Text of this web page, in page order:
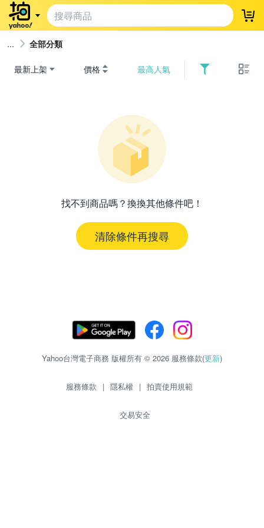
登
全部分類
最新上架 價格 最高人氣
找不到商品嗎？換換其他條件吧！
清除條件再搜尋
Yahoo台灣電子商務 版權所有 © 2026 服務條款(更新)
服務條款 | 隱私權 | 拍賣使用規範
交易安全